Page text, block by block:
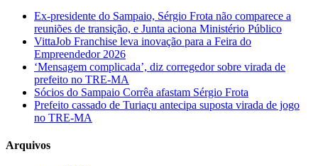
Ex-presidente do Sampaio, Sérgio Frota não comparece a
reuniões de transição, e Junta aciona Ministério Público
VittaJob Franchise leva inovação para a Feira do
Empreendedor 2026
‘Mensagem complicada’, diz corregedor sobre virada de
prefeito no TRE-MA
Sócios do Sampaio Corrêa afastam Sérgio Frota
Prefeito cassado de Turiaçu antecipa suposta virada de jogo
no TRE-MA
Arquivos